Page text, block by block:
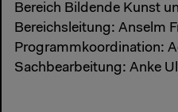
Bereich Bildende Kunst
Bereichsleitung: Anselm
Programmkoordination:
Sachbearbeitung: Anke